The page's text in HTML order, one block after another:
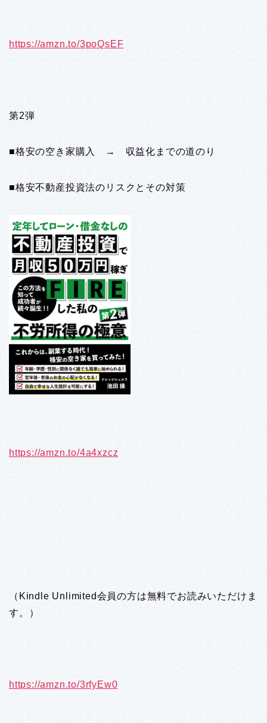
https://amzn.to/3poQsEF
第2弾
■格安の空き家購入 → 収益化までの道のり
■格安不動産投資法のリスクとその対策
https://amzn.to/4a4xzcz
（Kindle Unlimited会員の方は無料でお読みいただけま
す。）
https://amzn.to/3rfyEw0